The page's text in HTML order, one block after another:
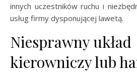
innych uczestników ruchu i
usług firmy dysponującej lawetą.
Niesprawny układ
kierowniczy lub